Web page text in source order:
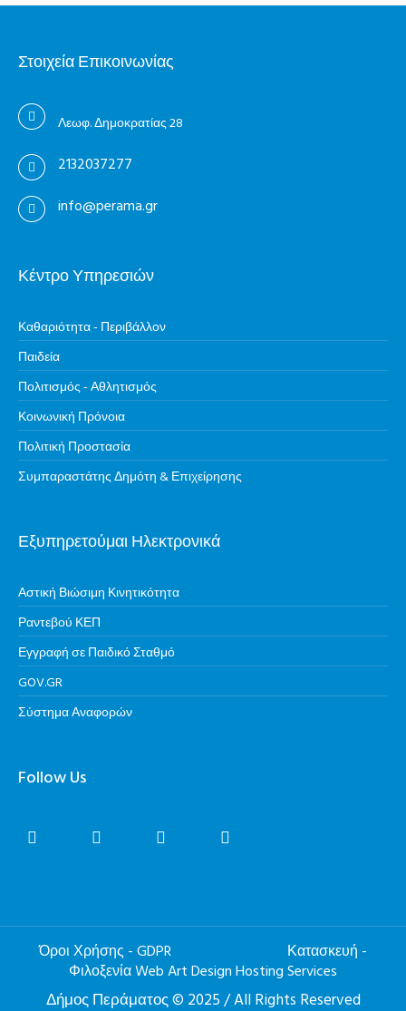
Στοιχεία Επικοινωνίας
Λεωφ. Δημοκρατίας 28
2132037277
info@perama.gr
Κέντρο Υπηρεσιών
Καθαριότητα - Περιβάλλον
Παιδεία
Πολιτισμός - Αθλητισμός
Κοινωνική Πρόνοια
Πολιτική Προστασία
Συμπαραστάτης Δημότη & Επιχείρησης
Εξυπηρετούμαι Ηλεκτρονικά
Αστική Βιώσιμη Κινητικότητα
Ραντεβού ΚΕΠ
Εγγραφή σε Παιδικό Σταθμό
GOV.GR
Σύστημα Αναφορών
Follow Us
Όροι Χρήσης - GDPR
Κατασκευή -
Φιλοξενία Web Art Design Hosting Services
Δήμος Περάματος © 2025 / All Rights Reserved